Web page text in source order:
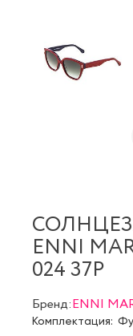
ENNI
024 37P
Бренд:ENNI
Комплектация: